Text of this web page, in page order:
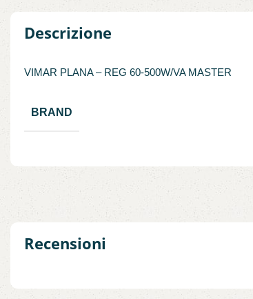
Descrizione
VIMAR PLANA – REG 60-500W/VA MASTER
BRAND
Recensioni